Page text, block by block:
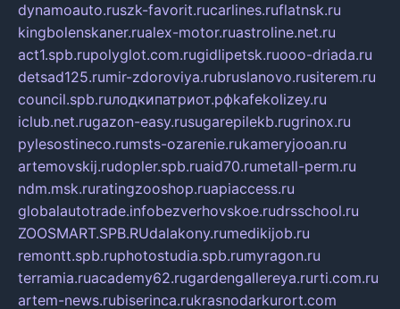
dynamoauto.ruszk-favorit.rucarlines.ruflatnsk.ru
kingbolenskaner.rualex-motor.ruastroline.net.ru
act1.spb.rupolyglot.com.rugidlipetsk.ruooo-driada.ru
detsad125.rumir-zdoroviya.rubruslanovo.rusiterem.ru
council.spb.ruлодкипатриот.рфkafekolizey.ru
iclub.net.rugazon-easy.rusugarepilekb.rugrinox.ru
pylesostineco.rumsts-ozarenie.rukameryjooan.ru
artemovskij.rudopler.spb.ruaid70.rumetall-perm.ru
ndm.msk.ruratingzooshop.ruapiaccess.ru
globalautotrade.infobezverhovskoe.rudrsschool.ru
ZOOSMART.SPB.RUdalakony.rumedikijob.ru
remontt.spb.ruphotostudia.spb.rumyragon.ru
terramia.ruacademy62.rugardengallereya.rurti.com.ru
artem-news.rubiserinca.rukrasnodarkurort.com